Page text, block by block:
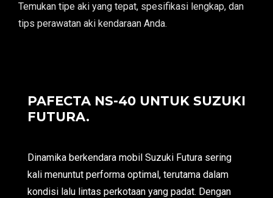
Temukan tipe aki yang tepat, spesifikasi lengkap, dan
tips perawatan aki kendaraan Anda.
PAFECTA NS-40 UNTUK SUZUKI
FUTURA.
Dinamika berkendara mobil Suzuki Futura sering
kali menuntut performa optimal, terutama dalam
kondisi lalu lintas perkotaan yang padat. Dengan